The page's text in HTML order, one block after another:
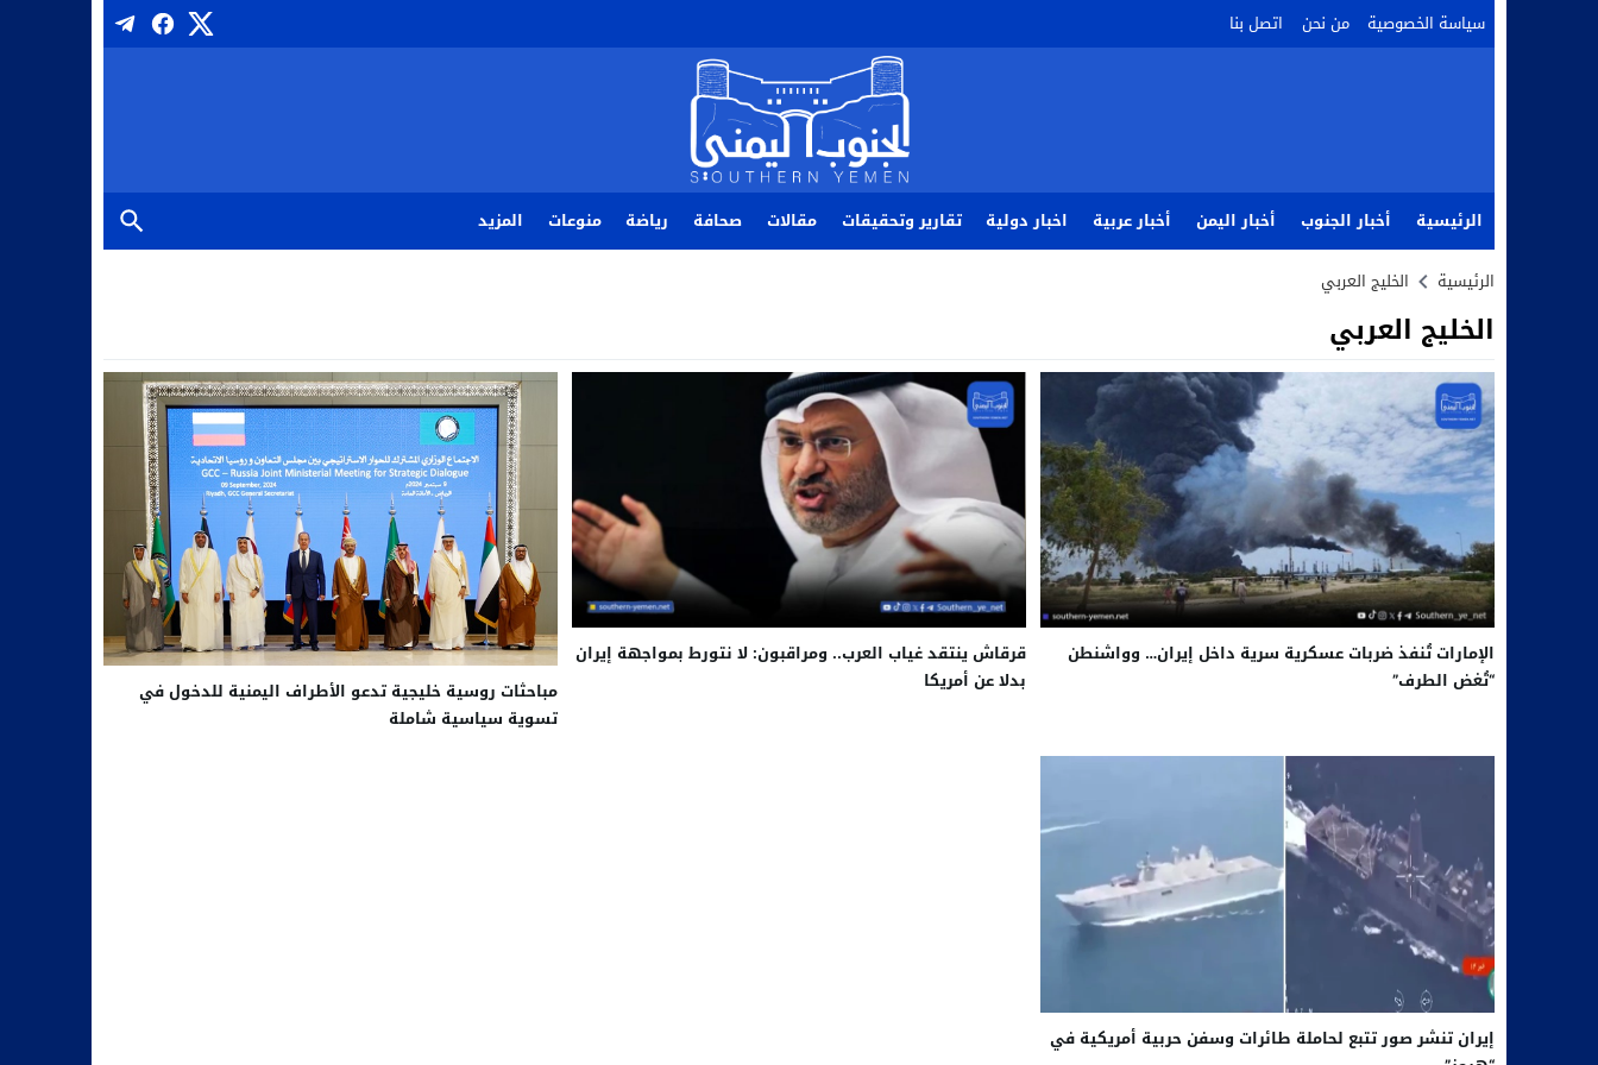
سياسة الخصوصية من نحن اتصل بنا
الرئيسية أخبار الجنوب أخبار اليمن أخبار عربية اخبار دولية تقارير وتحقيقات مقالات صحافة رياضة منوعات المزيد
الرئيسية الخليج العربي
الخليج العربي
الإمارات تُنفذ ضربات عسكرية سرية داخل إيران… وواشنطن
“تُغض الطرف”
قرقاش ينتقد غياب العرب.. ومراقبون: لا نتورط بمواجهة إيران
بدلا عن أمريكا
مباحثات روسية خليجية تدعو الأطراف اليمنية للدخول في
تسوية سياسية شاملة
إيران تنشر صور تتبع لحاملة طائرات وسفن حربية أمريكية في